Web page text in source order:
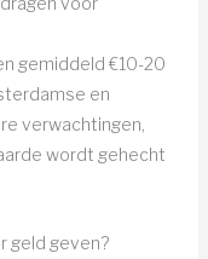
gemiddeld €10-20
en
verwachtingen,
wordt gehecht
geld geven?